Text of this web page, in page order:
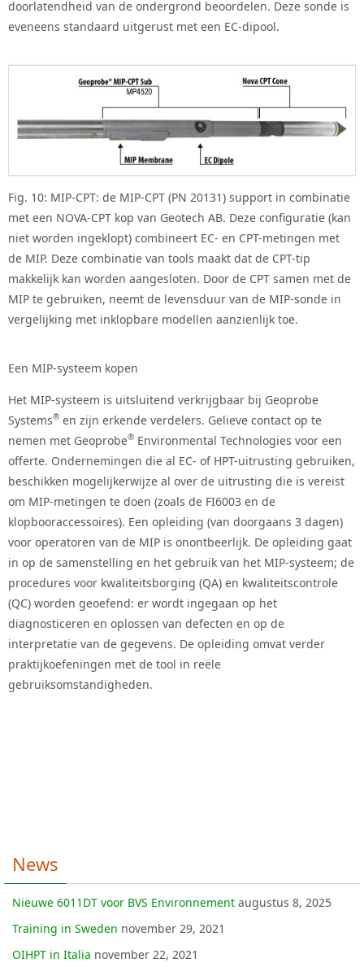
doorlatendheid van de ondergrond beoordelen. Deze sonde is
eveneens standaard uitgerust met een EC-dipool.
Fig. 10: MIP-CPT: de MIP-CPT (PN 20131) support in combinatie
met een NOVA-CPT kop van Geotech AB. Deze configuratie (kan
niet worden ingeklopt) combineert EC- en CPT-metingen met
de MIP. Deze combinatie van tools maakt dat de CPT-tip
makkelijk kan worden aangesloten. Door de CPT samen met de
MIP te gebruiken, neemt de levensduur van de MIP-sonde in
vergelijking met inklopbare modellen aanzienlijk toe.
Een MIP-systeem kopen
Het MIP-systeem is uitsluitend verkrijgbaar bij Geoprobe
Systems® en zijn erkende verdelers. Gelieve contact op te
nemen met Geoprobe® Environmental Technologies voor een
offerte. Ondernemingen die al EC- of HPT-uitrusting gebruiken,
beschikken mogelijkerwijze al over de uitrusting die is vereist
om MIP-metingen te doen (zoals de FI6003 en de
klopbooraccessoires). Een opleiding (van doorgaans 3 dagen)
voor operatoren van de MIP is onontbeerlijk. De opleiding gaat
in op de samenstelling en het gebruik van het MIP-systeem; de
procedures voor kwaliteitsborging (QA) en kwaliteitscontrole
(QC) worden geoefend: er wordt ingegaan op het
diagnosticeren en oplossen van defecten en op de
interpretatie van de gegevens. De opleiding omvat verder
praktijkoefeningen met de tool in reële
gebruiksomstandigheden.
News
Nieuwe 6011DT voor BVS Environnement augustus 8, 2025
Training in Sweden november 29, 2021
OIHPT in Italia november 22, 2021